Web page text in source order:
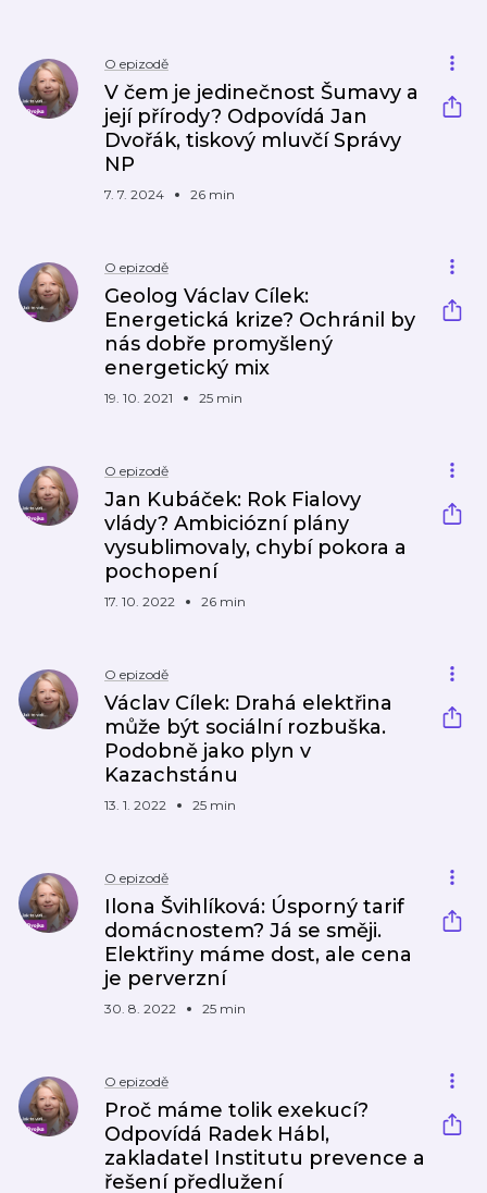
O epizodě
V čem je jedinečnost Šumavy a
její přírody? Odpovídá Jan
Dvořák, tiskový mluvčí Správy
NP
7. 7. 2024 26 min
O epizodě
Geolog Václav Cílek:
Energetická krize? Ochránil by
nás dobře promyšlený
energetický mix
19. 10. 2021 25 min
O epizodě
Jan Kubáček: Rok Fialovy
vlády? Ambiciózní plány
vysublimovaly, chybí pokora a
pochopení
17. 10. 2022 26 min
O epizodě
Václav Cílek: Drahá elektřina
může být sociální rozbuška.
Podobně jako plyn v
Kazachstánu
13. 1. 2022 25 min
O epizodě
Ilona Švihlíková: Úsporný tarif
domácnostem? Já se směji.
Elektřiny máme dost, ale cena
je perverzní
30. 8. 2022 25 min
O epizodě
Proč máme tolik exekucí?
Odpovídá Radek Hábl,
zakladatel Institutu prevence a
řešení předlužení